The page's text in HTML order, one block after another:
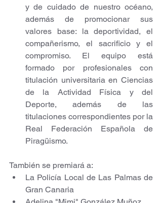
y de cuidado de nuestro océano,
además de promocionar sus
valores base: la deportividad, el
compañerismo, el sacrificio y el
compromiso. El equipo está
formado por profesionales con
titulación universitaria en Ciencias
de la Actividad Física y del
Deporte, además de las
titulaciones correspondientes por la
Real Federación Española de
Piragüismo.
También se premiará a:
La Policía Local de Las Palmas de
Gran Canaria